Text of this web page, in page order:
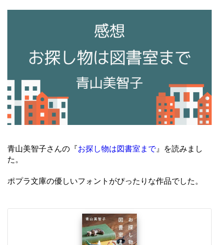
青山美智子さんの『お探し物は図書室まで』を読みまし
た。
ポプラ文庫の優しいフォントがぴったりな作品でした。